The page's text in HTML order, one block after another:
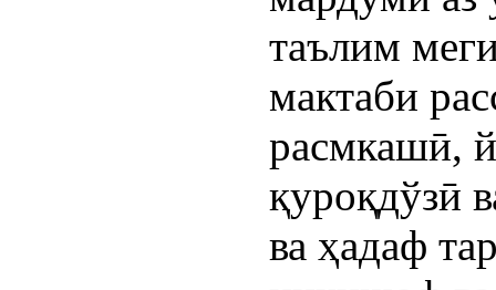
таълим
мактаби
расмкашӣ,
қуроқдўзӣ
ва ҳадаф